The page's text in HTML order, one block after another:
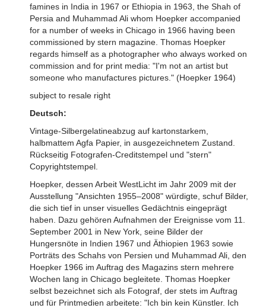
famines in India in 1967 or Ethiopia in 1963, the Shah of
Persia and Muhammad Ali whom Hoepker accompanied
for a number of weeks in Chicago in 1966 having been
commissioned by stern magazine. Thomas Hoepker
regards himself as a photographer who always worked on
commission and for print media: "I'm not an artist but
someone who manufactures pictures." (Hoepker 1964)
subject to resale right
Deutsch:
Vintage-Silbergelatineabzug auf kartonstarkem,
halbmattem Agfa Papier, in ausgezeichnetem Zustand.
Rückseitig Fotografen-Creditstempel und "stern"
Copyrightstempel.
Hoepker, dessen Arbeit WestLicht im Jahr 2009 mit der
Ausstellung "Ansichten 1955–2008" würdigte, schuf Bilder,
die sich tief in unser visuelles Gedächtnis eingeprägt
haben. Dazu gehören Aufnahmen der Ereignisse vom 11.
September 2001 in New York, seine Bilder der
Hungersnöte in Indien 1967 und Äthiopien 1963 sowie
Porträts des Schahs von Persien und Muhammad Ali, den
Hoepker 1966 im Auftrag des Magazins stern mehrere
Wochen lang in Chicago begleitete. Thomas Hoepker
selbst bezeichnet sich als Fotograf, der stets im Auftrag
und für Printmedien arbeitete: "Ich bin kein Künstler. Ich